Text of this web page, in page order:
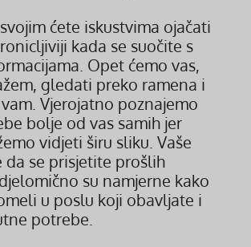
ćete iskustvima ojačati
kada se suočite s
Opet ćemo vas,
gledati preko ramena i
Vjerojatno poznajemo
bolje od vas samih jer
vidjeti širu sliku. Vaše
da se prisjetite prošlih
su namjerne kako
u poslu koji obavljate i
potrebe.